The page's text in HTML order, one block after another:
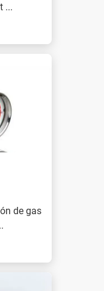
...
de gas